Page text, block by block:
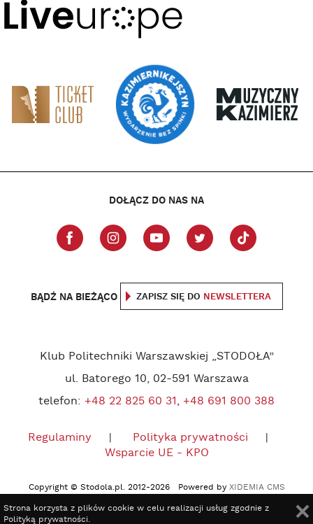
DOŁĄCZ DO NAS NA
BĄDŹ NA BIEŻĄCO ZAPISZ SIĘ DO NEWSLETTERA
Klub Politechniki Warszawskiej „STODOŁA”
ul. Batorego 10, 02-591 Warszawa
telefon: +48 22 825 60 31, +48 691 800 388
Regulaminy
Polityka prywatności
Wsparcie UE - KPO
Copyright © Stodola.pl. 2012-2026 Powered by XIDEMIA CMS
Strona korzysta z plików cookie w celu realizacji usług zgodnie z
Polityką prywatności.